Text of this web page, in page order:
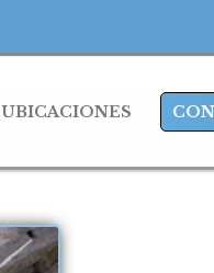
UBICACIONES